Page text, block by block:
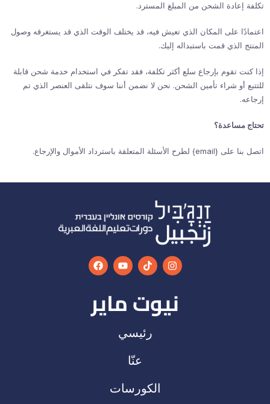
تكلفة إعادة الشحن من المبلغ المسترد.
اعتمادًا على المكان الذي تعيش فيه، قد يختلف الوقت الذي قد يستغرقه وصول
المنتج الذي قمت باستبداله إليك.
إذا كنت تقوم بإرجاع سلع أكثر تكلفة، فقد تفكر في استخدام خدمة شحن قابلة
للتتبع أو شراء تأمين الشحن. نحن لا نضمن أننا سوف نتلقى العنصر الذي تم
إرجاعه.
تحتاج مساعدة؟
اتصل بنا على {email} لطرح الأسئلة المتعلقة باسترداد الأموال والإرجاع.
نيوت ماير
رئيسي
عنّا
الكورسات